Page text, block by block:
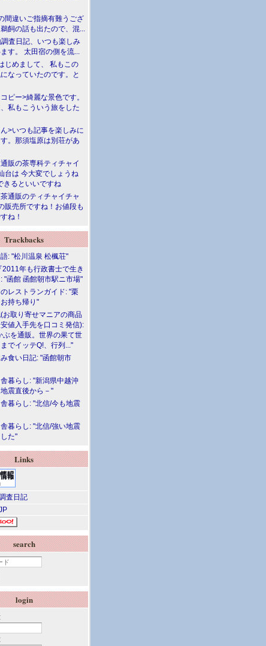
間違いご指摘有難うござ
飼の話も出たので、混...
調査日記、いつも楽しみ
す。 太田宿の側を流...
じめまして、 私もこの
なっていたのです。と
ピー>綺麗な景色です。
私もこういう旅をした
>いつも記事を楽しみに
。那須塩原は別荘があ
販の茶専科ティチャイ
台は 今大変でしょうね
きるといいですね
通販のティチャイチャ
販売所ですね！お値段も
ね！
Trackbacks
: "松川温泉 松楓荘"
2011年も行政書士で生き
"函館 函館朝市駅ニ市場"
レストランガイド: "栗
持ち帰り"
お取り寄せマニアの商品
値入手先を口コミ発信):
ぶを通販。世界の果て世
でイッテQ!、行列..."
食い日記: "函館朝市
暮らし: "新潟県中越沖
震直後から－"
暮らし: "北信/今も地震
暮らし: "北信/強い地震
た"
Links
査日記
search
login